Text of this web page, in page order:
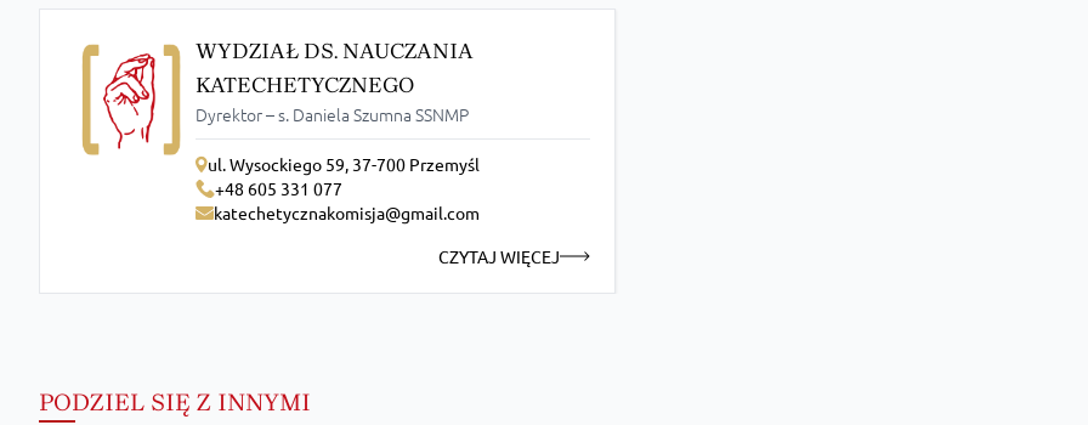
WYDZIAŁ DS. NAUCZANIA
KATECHETYCZNEGO
Dyrektor – s. Daniela Szumna SSNMP
ul. Wysockiego 59, 37-700 Przemyśl
+48 605 331 077
katechetycznakomisja@gmail.com
CZYTAJ WIĘCEJ
PODZIEL SIĘ Z INNYMI